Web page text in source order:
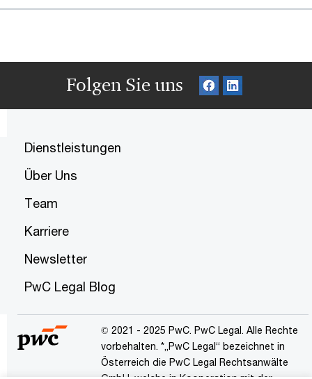
Folgen Sie uns
Dienstleistungen
Über Uns
Team
Karriere
Newsletter
PwC Legal Blog
© 2021 - 2025 PwC. PwC Legal. Alle Rechte
vorbehalten. *„PwC Legal“ bezeichnet in
Österreich die PwC Legal Rechtsanwälte